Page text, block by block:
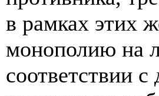
в рамках этих
монополию на
соответствии